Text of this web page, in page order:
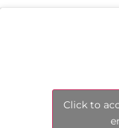
Click to